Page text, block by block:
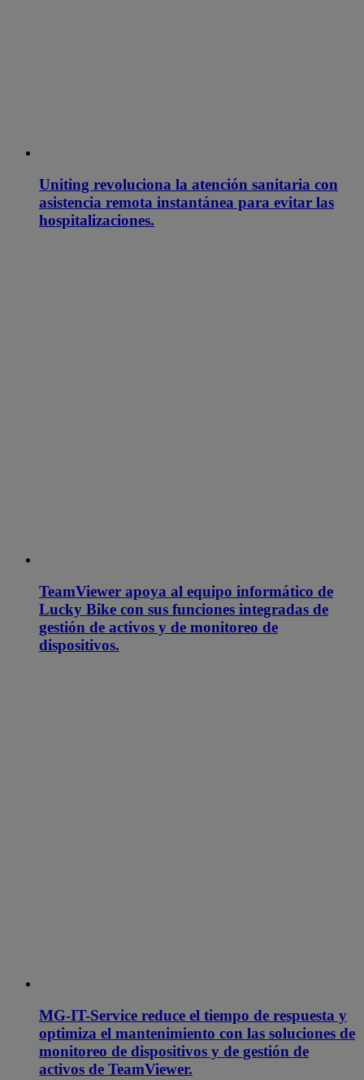
Uniting revoluciona la atención sanitaria con
asistencia remota instantánea para evitar las
hospitalizaciones.
TeamViewer apoya al equipo informático de
Lucky Bike con sus funciones integradas de
gestión de activos y de monitoreo de
dispositivos.
MG-IT-Service reduce el tiempo de respuesta y
optimiza el mantenimiento con las soluciones de
monitoreo de dispositivos y de gestión de
activos de TeamViewer.